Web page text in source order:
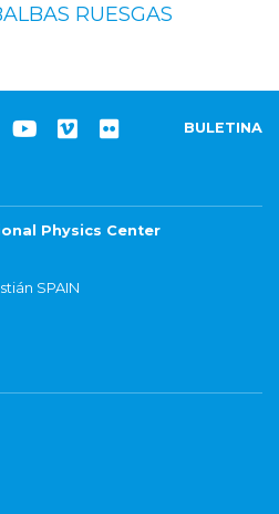
RUESGAS
BULETINA
Physics Center
SPAIN